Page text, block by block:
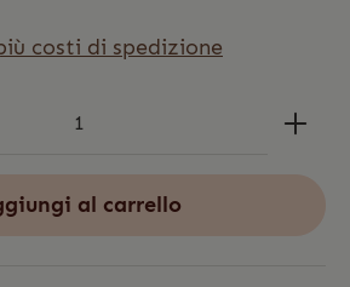
costi di spedizione
al carrello